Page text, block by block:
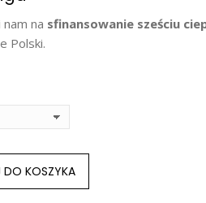
na sfinansowanie sześciu
Polski.
KOSZYKA